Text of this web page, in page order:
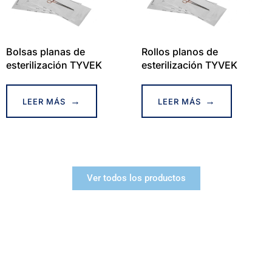
Bolsas planas de
esterilización TYVEK
LEER MÁS
Rollos planos de
esterilización TYVEK
LEER MÁS
Ver todos los productos